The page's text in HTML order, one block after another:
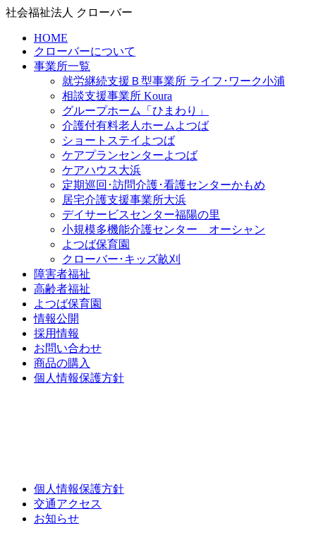
社会福祉法人 クローバー
HOME
クローバーについて
事業所一覧
就労継続支援Ｂ型事業所 ライフ･ワーク小浦
相談支援事業所 Koura
グループホーム「ひまわり」
介護付有料老人ホームよつば
ショートステイよつば
ケアプランセンターよつば
ケアハウス大浜
定期巡回･訪問介護･看護センターかもめ
居宅介護支援事業所大浜
デイサービスセンター福陽の里
小規模多機能介護センター オーシャン
よつば保育園
クローバー･キッズ畝刈
障害者福祉
高齢者福祉
よつば保育園
情報公開
採用情報
お問い合わせ
商品の購入
個人情報保護方針
個人情報保護方針
交通アクセス
お知らせ